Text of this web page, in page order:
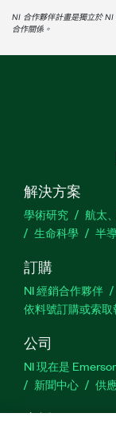
NI 合作夥伴計畫是獨立於
合作關係。
解決方案
學術研究 航太
生命科學
半
訂購
NI 經銷合作夥伴
依料號訂購或索取
公司
NI 現在是
新聞中心
供
支援